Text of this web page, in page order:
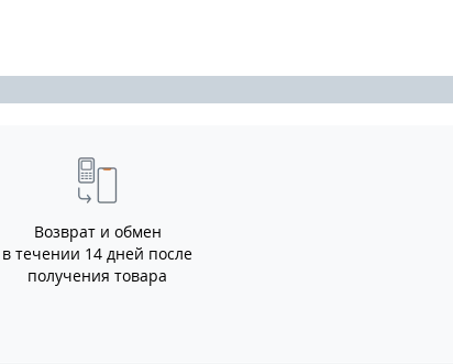
Возврат и обмен
в течении 14 дней после
получения товара